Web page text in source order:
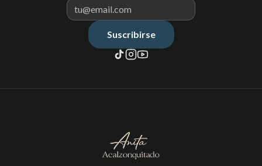
Correo electrónico para
Suscribirse